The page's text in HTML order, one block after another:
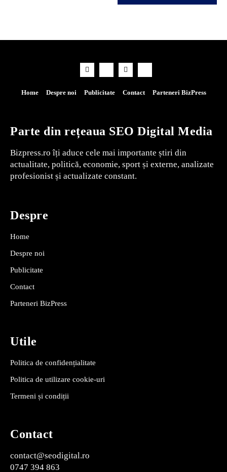
Home Despre noi Publicitate Contact Parteneri BizPress
Parte din rețeaua SEO Digital Media
Bizpress.ro îți aduce cele mai importante știri din
actualitate, politică, economie, sport și externe, analizate
profesionist și actualizate constant.
Despre
Home
Despre noi
Publicitate
Contact
Parteneri BizPress
Utile
Politica de confidențialitate
Politica de utilizare cookie-uri
Termeni și condiții
Contact
contact@seodigital.ro
0747 394 863